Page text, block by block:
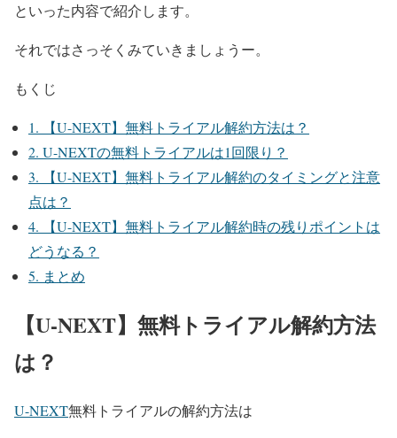
といった内容で紹介します。
それではさっそくみていきましょうー。
もくじ
1. 【U-NEXT】無料トライアル解約方法は？
2. U-NEXTの無料トライアルは1回限り？
3. 【U-NEXT】無料トライアル解約のタイミングと注意
点は？
4. 【U-NEXT】無料トライアル解約時の残りポイントは
どうなる？
5. まとめ
【U-NEXT】無料トライアル解約方法
は？
U-NEXT無料トライアルの解約方法は